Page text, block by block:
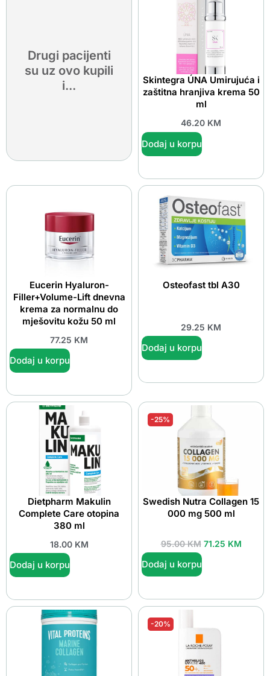
Drugi pacijenti
su uz ovo kupili
i...
Skintegra ÚNA Umirujuća i
zaštitna hranjiva krema 50
ml
46.20 KM
Dodaj u korpu
Eucerin Hyaluron-
Filler+Volume-Lift dnevna
krema za normalnu do
mješovitu kožu 50 ml
77.25 KM
Dodaj u korpu
Osteofast tbl A30
29.25 KM
Dodaj u korpu
Dietpharm Makulin
Complete Care otopina
380 ml
18.00 KM
Dodaj u korpu
-25%
Swedish Nutra Collagen 15
000 mg 500 ml
95.00KM 71.25 KM
Dodaj u korpu
-20%